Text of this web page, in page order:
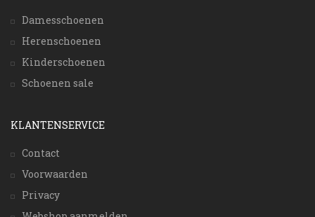
Damesschoenen
Herenschoenen
Kinderschoenen
Schoenen sale
KLANTENSERVICE
Contact
Voorwaarden
Privacy